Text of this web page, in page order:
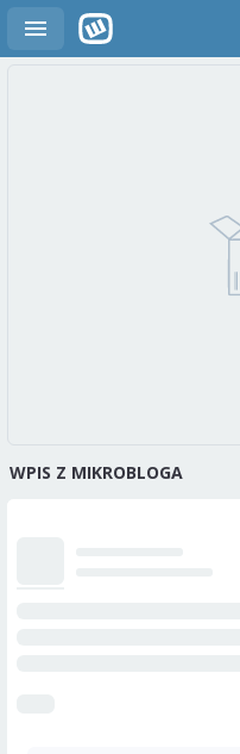
WPIS Z MIKROBLOGA